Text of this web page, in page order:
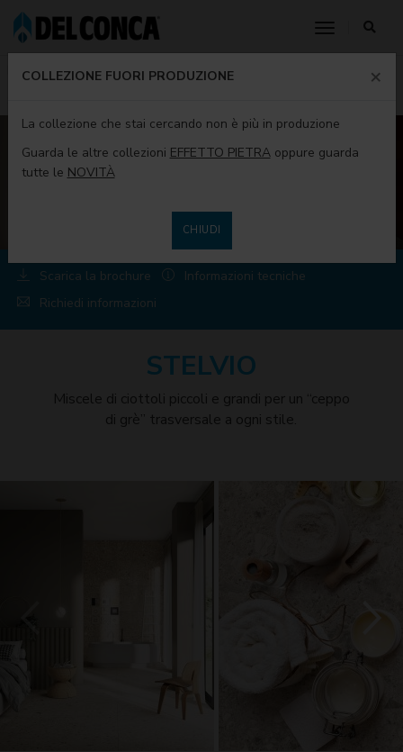
toggle
HOME PRODOTTI PRODOTTI DEL CONCA
Scarica la brochure
Informazioni tecniche
Richiedi informazioni
STELVIO
Miscele di ciottoli piccoli e grandi per un “ceppo
di grè” trasversale a ogni stile.
COLLEZIONE FUORI PRODUZIONE ×
La collezione che stai cercando non è più in produzione
Guarda le altre collezioni EFFETTO PIETRAoppure guarda
tutte le NOVITÀ
CHIUDI